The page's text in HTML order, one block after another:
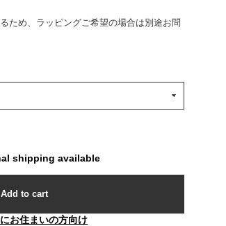
ため、ラッピングご希望の場合は別途お問
shipping available
Add to cart
お住まいの方向け